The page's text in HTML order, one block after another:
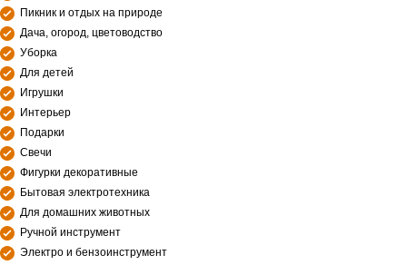
Пикник и отдых на природе
Дача, огород, цветоводство
Уборка
Для детей
Игрушки
Интерьер
Подарки
Свечи
Фигурки декоративные
Бытовая электротехника
Для домашних животных
Ручной инструмент
Электро и бензоинструмент